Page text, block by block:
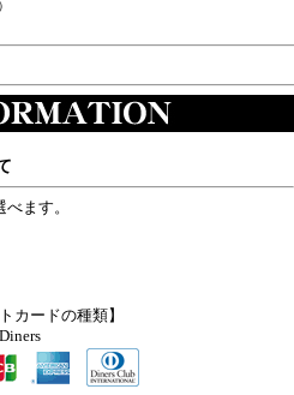
ます。
カードの種類】